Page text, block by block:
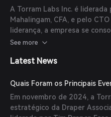
compromete diretamente
validação descentralizada,
suporte a contratos
segurança incomparável e
A Torram Labs Inc. é liderada
Mahalingam, CFA, e pelo
liderança, a empresa se
desenvolvimento de
blockchain.
See more
Latest News
Quais Foram os Principais
Em novembro de 2024, a
estratégico da Draper